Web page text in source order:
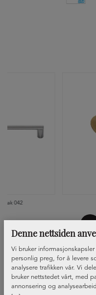
Denne nettsiden
Vi bruker
personlig preg, for å levere
analysere trafikken vår. Vi
bruker nettstedet vårt, med
annonsering og
042